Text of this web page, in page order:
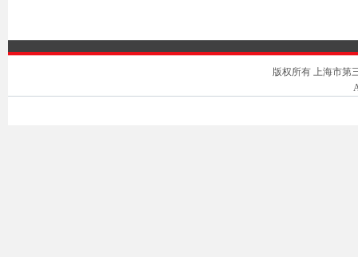
版权所有 上海市第